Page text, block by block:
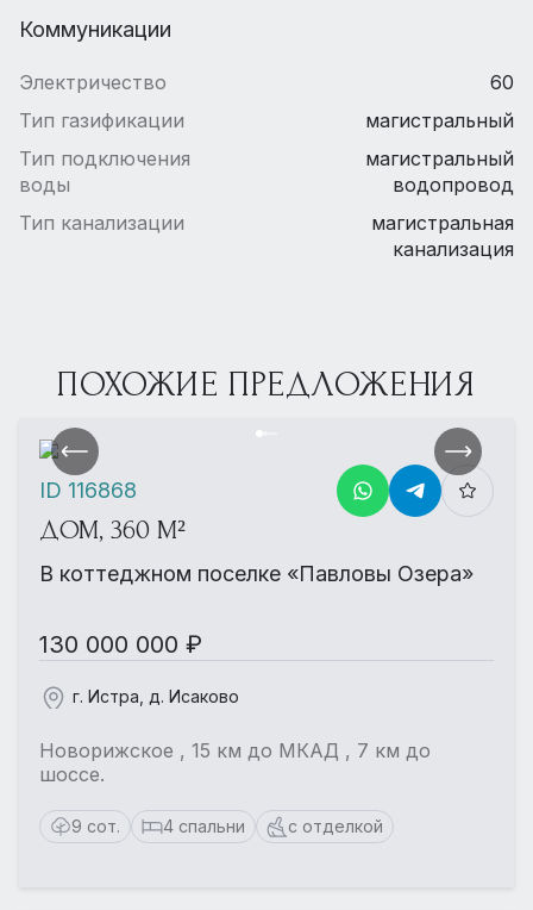
Коммуникации
Электричество
60
Тип газификации
магистральный
Тип подключения
воды
магистральный
водопровод
Тип канализации
магистральная
канализация
ПОХОЖИЕ ПРЕДЛОЖЕНИЯ
ДОМ, 360 М²
В коттеджном поселке «Павловы Озера»
130 000 000 ₽
г. Истра, д. Исаково
Новорижское , 15 км до МКАД , 7 км до
шоссе.
9 сот. 4 спальни с отделкой
ID 116868